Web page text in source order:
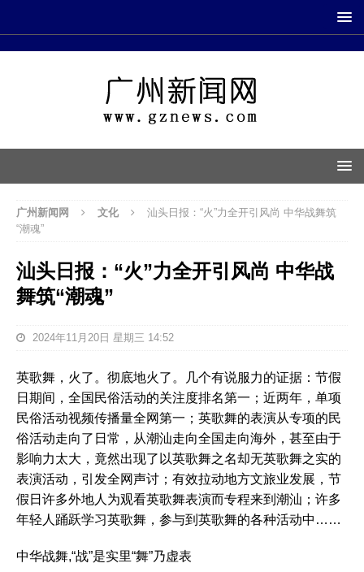
广州新闻网 文化
汕头日报：“火”力全开引风尚 中华战舞筑
“潮魂”
汕头日报：“火”力全开引风尚 中华战
舞筑“潮魂”
2024年11月20日 星期三 14:52
英歌舞，火了。彻底地火了。几个有说服力的证据：节假
日期间，全国民俗活动的关注度排名第一；近两年，单项
民俗活动视频传播量全网第一；英歌舞的表演从专项的民
俗活动走向了日常，从潮汕走向全国走向海外，甚至由于
影响力太大，竟然出现了以英歌舞之名却无英歌舞之实的
表演活动，引发全网声讨；有效拉动地方文旅业发展，节
假日许多外地人为观看英歌舞表演而专程来到潮汕；许多
年轻人踊跃学习英歌舞，参与到英歌舞的各种活动中……
中华战舞,“战”是实里“舞”乃虚表